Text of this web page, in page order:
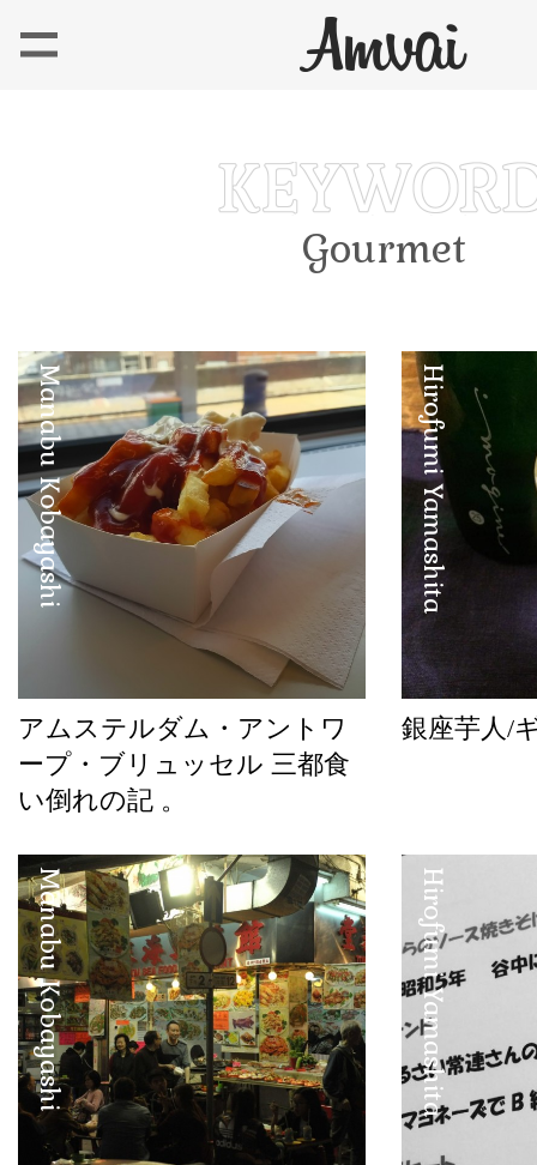
Gourmet
Manabu Kobayashi
アムステルダム・アントワ
ープ・ブリュッセル 三都食
い倒れの記 。
Hirofumi Yamashita
銀座芋人/
Manabu Kobayashi Hirofumi Yamashita